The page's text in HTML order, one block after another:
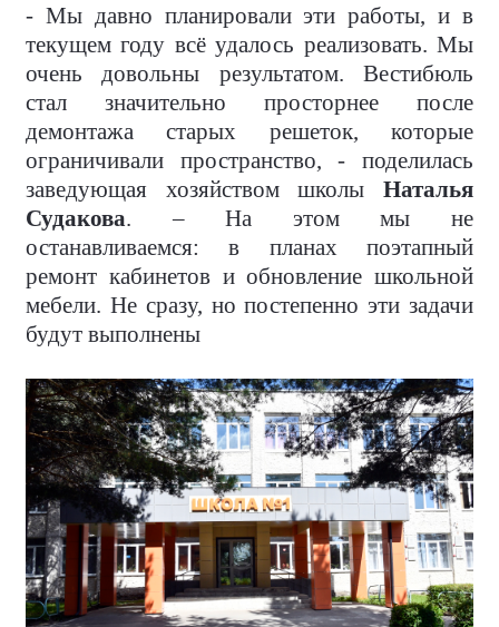
- Мы давно планировали эти работы, и в
текущем году всё удалось реализовать. Мы
очень довольны результатом. Вестибюль
стал значительно просторнее после
демонтажа старых решеток, которые
ограничивали пространство, - поделилась
заведующая хозяйством школы Наталья
Судакова. – На этом мы не
останавливаемся: в планах поэтапный
ремонт кабинетов и обновление школьной
мебели. Не сразу, но постепенно эти задачи
будут выполнены